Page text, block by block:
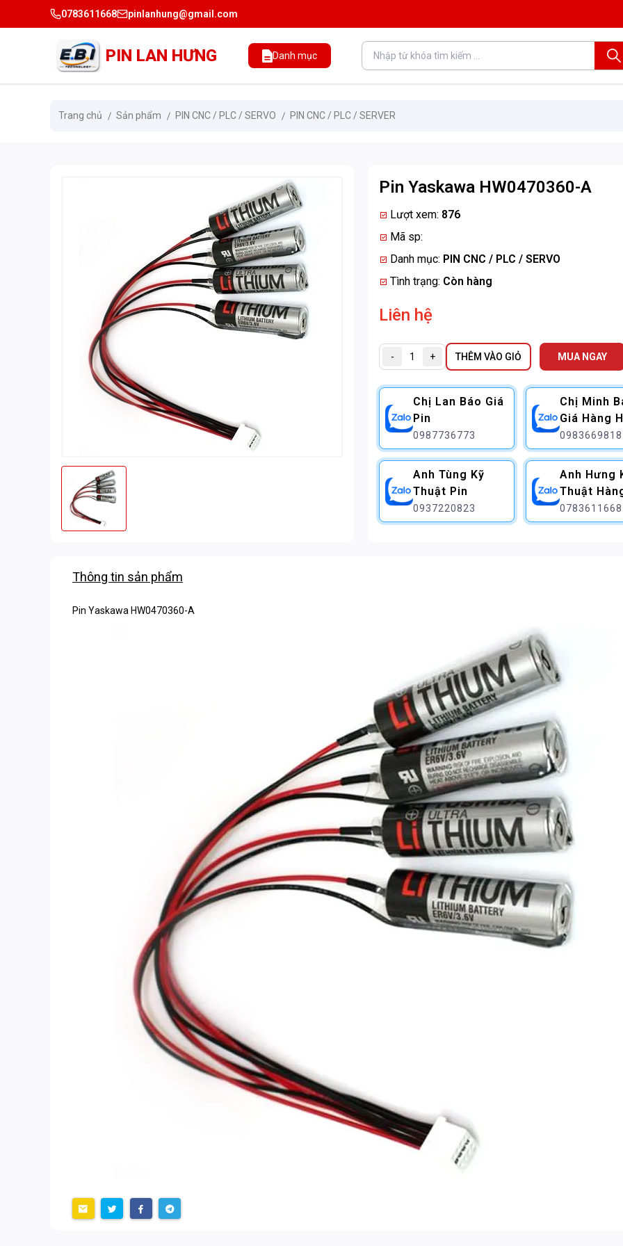
0783611668 pinlanhung@gmail.com
PIN LAN HƯNG Danh mục
Trang chủ Sản phẩm PIN CNC / PLC / SERVO PIN CNC / PLC / SERVER
Pin Yaskawa HW0470360-A
Lượt xem: 876
Mã sp:
Danh mục: PIN CNC / PLC / SERVO
Tình trạng: Còn hàng
Liên hệ
- + THÊM VÀO GIỎ MUA NGAY
Chị Lan Báo Giá
Pin
0987736773
Chị Minh
Giá Hàng
0983669818
Anh Tùng Kỹ
Thuật Pin
0937220823
Anh Hưng
Thuật
0783611668
Thông tin sản phẩm
Pin Yaskawa HW0470360-A